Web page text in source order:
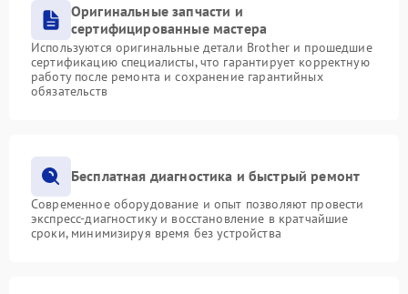
Оригинальные запчасти и
сертифицированные мастера
Используются оригинальные детали Brother и прошедшие
сертификацию специалисты, что гарантирует корректную
работу после ремонта и сохранение гарантийных
обязательств
Бесплатная диагностика и быстрый ремонт
Современное оборудование и опыт позволяют провести
экспресс-диагностику и восстановление в кратчайшие
сроки, минимизируя время без устройства